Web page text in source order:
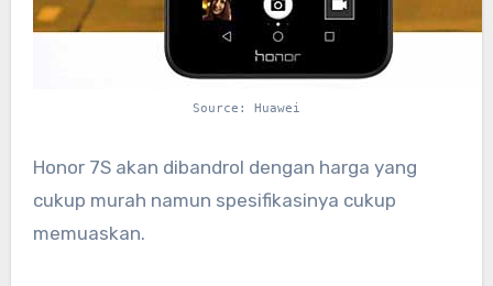
Source: Huawei
Honor 7S akan dibandrol dengan harga yang
cukup murah namun spesifikasinya cukup
memuaskan.